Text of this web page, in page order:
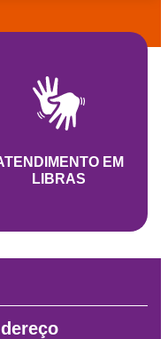
EM
LIBRAS